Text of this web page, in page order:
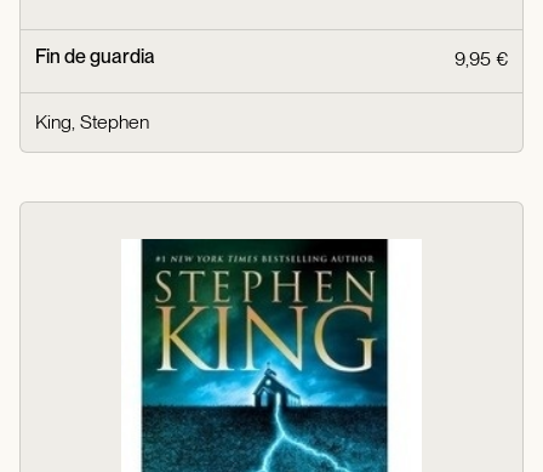
Fin de guardia 9,95 €
King, Stephen